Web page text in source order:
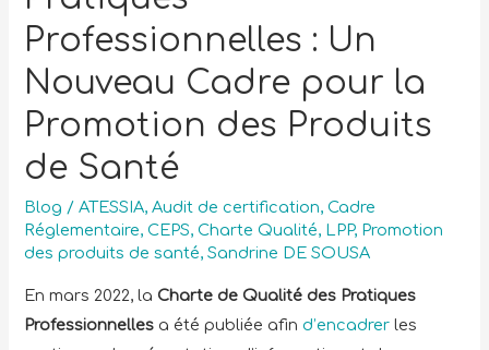
Professionnelles : Un
Nouveau Cadre pour la
Promotion des Produits
de Santé
Blog /ATESSIA,Audit de certification,Cadre
Réglementaire,CEPS,Charte Qualité, LPP, Promotion
des produits de santé,Sandrine DE SOUSA
En mars 2022, la Charte de Qualité des Pratiques
Professionnelles a été publiée afin d’encadrer les